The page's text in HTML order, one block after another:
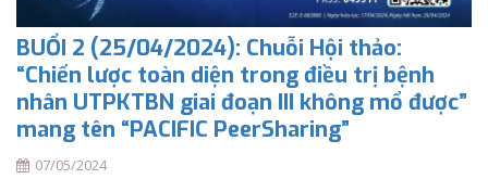
BUỔI 2 (25/04/2024): Chuỗi Hội thảo:
“Chiến lược toàn diện trong điều trị bệnh
nhân UTPKTBN giai đoạn III không mổ được”
mang tên “PACIFIC PeerSharing”
07/05/2024